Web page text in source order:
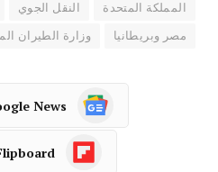
المملكة المتحدة النقل الجوي
مصر وبريطانيا وزارة الطيران
News